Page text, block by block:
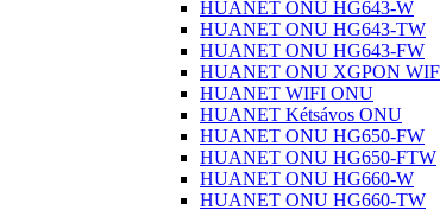
HUANET ONU HG643-W
HUANET ONU HG643-TW
HUANET ONU HG643-FW
HUANET ONU XGPON
HUANET WIFI ONU
HUANET Kétsávos ONU
HUANET ONU HG650-FW
HUANET ONU HG650-FTW
HUANET ONU HG660-W
HUANET ONU HG660-TW